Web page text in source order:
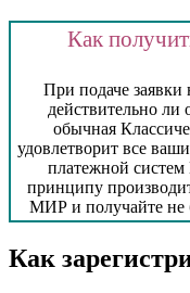
Как
При подаче заявки
действительно ли
обычная
удовлетворит все
платежной
принципу
МИР и получайте не
Как